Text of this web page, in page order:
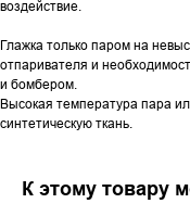
воздействие.
Глажка только паром на
отпаривателя и
и бомбером.
Высокая температура пара
синтетическую ткань.
К этому товару